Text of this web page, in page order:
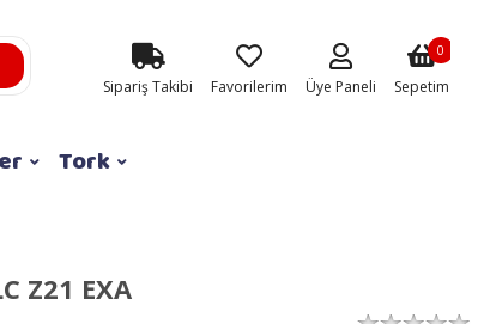
Sipariş Takibi Favorilerim Üye Paneli Sepetim
0
Tork
Z21 EXA